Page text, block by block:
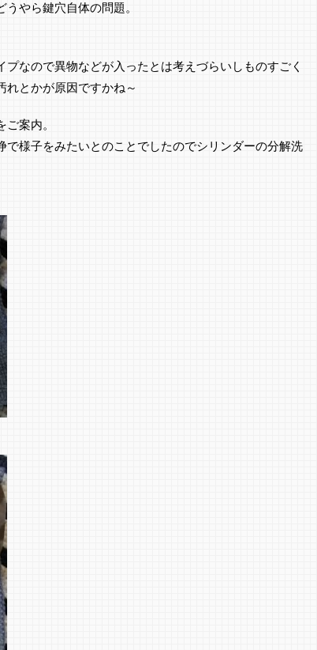
やら鍵穴自体の問題。
なので異物などが入ったとは考えづらいしものすごく
れとかが原因ですかね～
案内。
様子をみたいとのことでしたのでシリンダーの分解洗